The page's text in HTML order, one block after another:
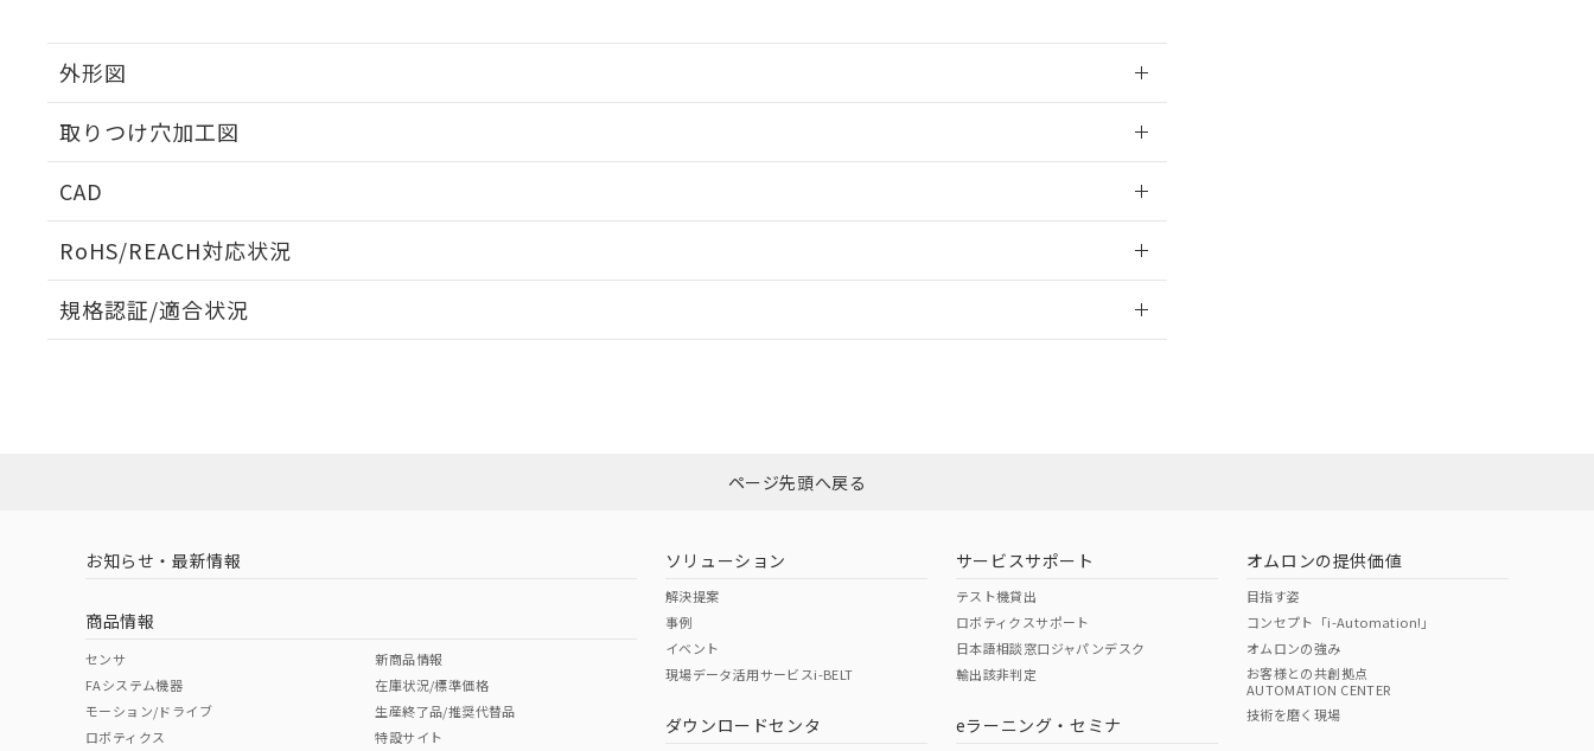
外形図
取りつけ穴加工図
CAD
RoHS/REACH対応状況
EU RoHS 注意事項・凡例
ダウンロードはこちら
中国 RoHS 注意事項・凡例
中国 RoHS表
Pb Hg Cr(VI)
規格認証/適合状況
ページ先頭へ戻る
お知らせ・最新情報
商品情報
センサ
FAシステム機器
モーション/ドライブ
ロボティクス
新商品情報
在庫状況/標準価格
生産終了品/推奨代替品
特設サイト
ソリューション
解決提案
事例
イベント
現場データ活用サービスi-BELT
ダウンロードセンタ
サービスサポート
テスト機貸出
ロボティクスサポート
日本語相談窓口ジャパンデスク
輸出該非判定
eラーニング・セミナ
オムロンの提供価値
目指す姿
コンセプト「i-Automation!」
オムロンの強み
お客様との共創拠点
AUTOMATION CENTER
技術を磨く現場